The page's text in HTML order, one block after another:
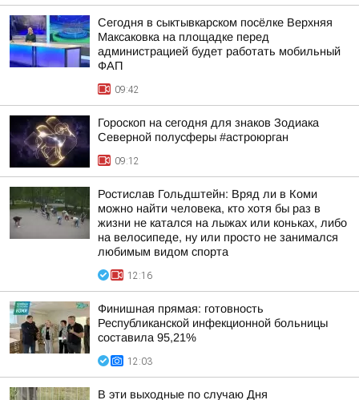
Сегодня в сыктывкарском посёлке Верхняя
Максаковка на площадке перед
администрацией будет работать мобильный
ФАП
09:42
Гороскоп на сегодня для знаков Зодиака
Северной полусферы #астроюрган
09:12
Ростислав Гольдштейн: Вряд ли в Коми
можно найти человека, кто хотя бы раз в
жизни не катался на лыжах или коньках, либо
на велосипеде, ну или просто не занимался
любимым видом спорта
12:16
Финишная прямая: готовность
Республиканской инфекционной больницы
составила 95,21%
12:03
В эти выходные по случаю Дня